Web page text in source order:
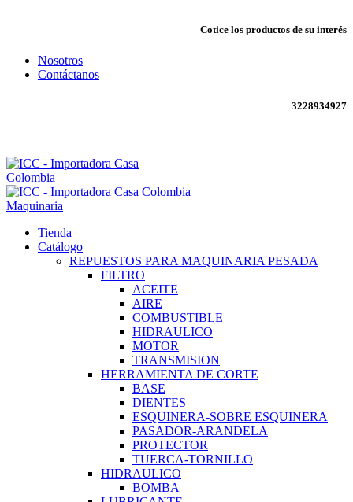
Cotice los productos de su interés
Nosotros
Contáctanos
3228934927
Maquinaria
Tienda
Catálogo
REPUESTOS PARA MAQUINARIA PESADA
FILTRO
ACEITE
AIRE
COMBUSTIBLE
HIDRAULICO
MOTOR
TRANSMISION
HERRAMIENTA DE CORTE
BASE
DIENTES
ESQUINERA-SOBRE ESQUINERA
PASADOR-ARANDELA
PROTECTOR
TUERCA-TORNILLO
HIDRAULICO
BOMBA